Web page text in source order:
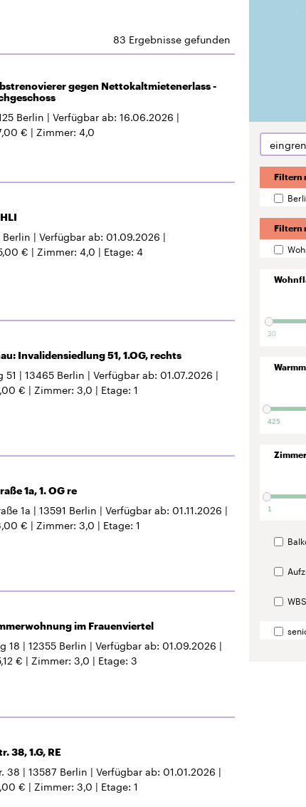
Filtern
Filtern
30
425
Zimmer
1
83 Ergebnisse gefunden
gegen Nettokaltmietenerlass -
Berlin Verfügbar ab 16.06.2026
€ Zimmer 4,0
Berlin Verfügbar ab 01.09.2026
€ Zimmer 4,0 Etage 4
Invalidensiedlung 51, 1.OG, rechts
51 13465 Berlin Verfügbar ab 01.07.2026
€ Zimmer 3,0 Etage 1
1a, 1. OG re
1a 13591 Berlin Verfügbar ab 01.11.2026
€ Zimmer 3,0 Etage 1
im Frauenviertel
18 12355 Berlin Verfügbar ab 01.09.2026
€ Zimmer 3,0 Etage 3
38, 1.G, RE
38 13587 Berlin Verfügbar ab 01.01.2026
€ Zimmer 3,0 Etage 1